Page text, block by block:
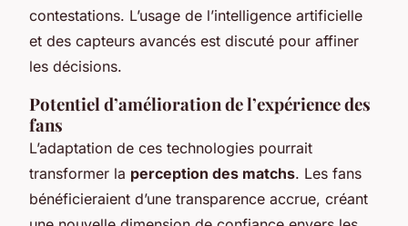
contestations. L’usage de l’intelligence artificielle
et des capteurs avancés est discuté pour affiner
les décisions.
Potentiel d’amélioration de l’expérience des
fans
L’adaptation de ces technologies pourrait
transformer la perception des matchs. Les fans
bénéficieraient d’une transparence accrue, créant